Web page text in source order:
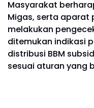
Masyarakat
Migas, serta aparat
melakukan
ditemukan indikasi
distribusi BBM
sesuai aturan yang